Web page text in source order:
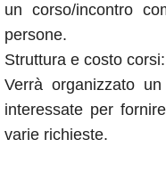
un corso/incontro
persone.
Struttura e costo corsi:
Verrà organizzato
interessate per
varie richieste.